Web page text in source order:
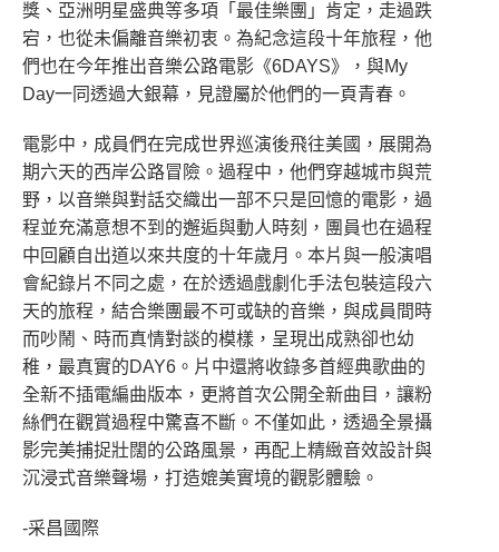
獎、亞洲明星盛典等多項「最佳樂團」肯定，走過跌
宕，也從未偏離音樂初衷。為紀念這段十年旅程，他
們也在今年推出音樂公路電影《6DAYS》，與My
Day一同透過大銀幕，見證屬於他們的一頁青春。
電影中，成員們在完成世界巡演後飛往美國，展開為
期六天的西岸公路冒險。過程中，他們穿越城市與荒
野，以音樂與對話交織出一部不只是回憶的電影，過
程並充滿意想不到的邂逅與動人時刻，團員也在過程
中回顧自出道以來共度的十年歲月。本片與一般演唱
會紀錄片不同之處，在於透過戲劇化手法包裝這段六
天的旅程，結合樂團最不可或缺的音樂，與成員間時
而吵鬧、時而真情對談的模樣，呈現出成熟卻也幼
稚，最真實的DAY6。片中還將收錄多首經典歌曲的
全新不插電編曲版本，更將首次公開全新曲目，讓粉
絲們在觀賞過程中驚喜不斷。不僅如此，透過全景攝
影完美捕捉壯闊的公路風景，再配上精緻音效設計與
沉浸式音樂聲場，打造媲美實境的觀影體驗。
-采昌國際